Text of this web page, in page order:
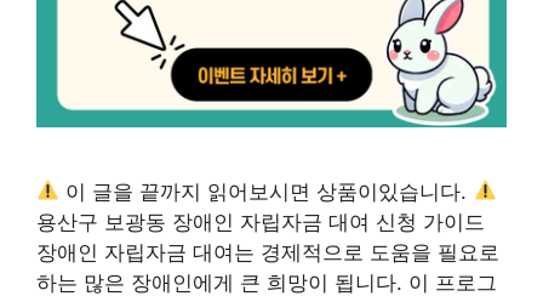
이 글을 끝까지 읽어보시면 상품이있습니다.
용산구 보광동 장애인 자립자금 대여 신청 가이드
장애인 자립자금 대여는 경제적으로 도움을 필요로
하는 많은 장애인에게 큰 희망이 됩니다. 이 프로그